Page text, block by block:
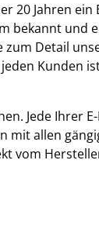
20 Jahren ein
bekannt und
zum Detail
Kunden
Jede Ihrer
mit allen
vom